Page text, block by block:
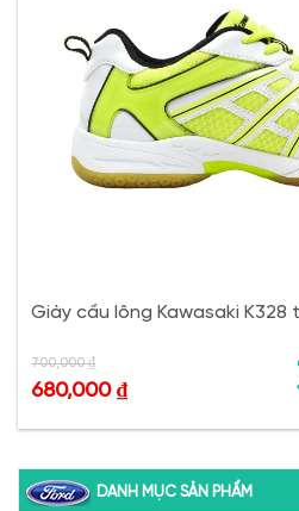
Giày cầu lông Kawasaki K328
700,000₫
680,000 ₫
DANH MỤC SẢN PHẨM